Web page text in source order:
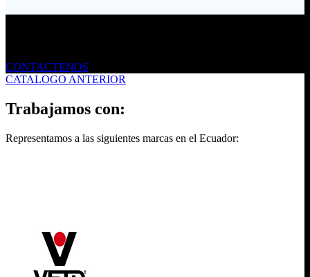
CONTACTENOS
CATALOGO ANTERIOR
Trabajamos con:
Representamos a las siguientes marcas en el Ecuador: